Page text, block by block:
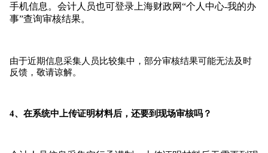
手机信息。 会计人员也可登录上海财政网“个人中心-我的办
事”查询审核结果。
由于近期信息采集人员比较集中，部分审核结果可能无法及时
反馈，敬请谅解。
4、在系统中上传证明材料后，还要到现场审核吗？